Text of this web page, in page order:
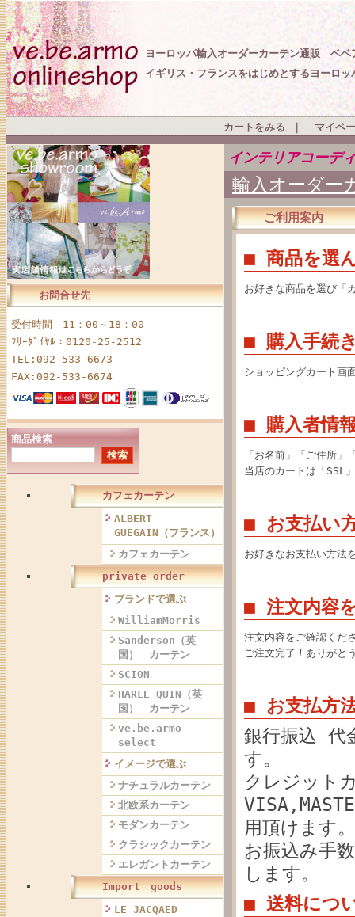
ヨーロッパ輸入オーダーカーテン通販 ベ
イギリス・フランスをはじめとするヨーロ
カートをみる マイペ
お問合せ先
受付時間 11：00～18：00
ﾌﾘｰﾀﾞｲﾔﾙ：0120-25-2512
TEL:092-533-6673
FAX:092-533-6674
商品検索
カフェカーテン
ALBERT
GUEGAIN（フランス）
カフェカーテン
private order
ブランドで選ぶ
WilliamMorris
Sanderson（英
国） カーテン
SCION
HARLE QUIN（英
国） カーテン
ve.be.armo
select
イメージで選ぶ
ナチュラルカーテン
北欧系カーテン
モダンカーテン
クラシックカーテン
エレガントカーテン
Import goods
LE JACQAED
インテリアコーデ
輸入オーダー
ご利用案内
■ 商品を選
お好きな商品を選び「
■ 購入手続
ショッピングカート画
■ 購入者情
「お名前」「ご住所
当店のカートは「SSL
■ お支払い
お好きなお支払い方法
■ 注文内容
注文内容をご確認くだ
ご注文完了！ありがと
■ お支払方
銀行振込 代
す。
クレジット
用頂けます。
お振込み手
します。
■ 送料につ